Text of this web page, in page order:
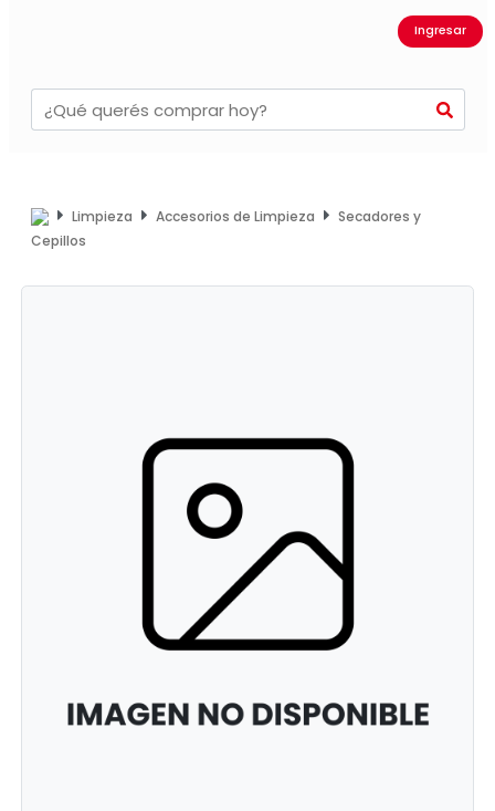
Ingresar
Limpieza Accesorios de Limpieza
Secadores y
Cepillos